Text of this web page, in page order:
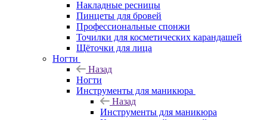
Накладные ресницы
Пинцеты для бровей
Профессиональные спонжи
Точилки для косметических карандашей
Щёточки для лица
Ногти
Назад
Ногти
Инструменты для маникюра
Назад
Инструменты для маникюра